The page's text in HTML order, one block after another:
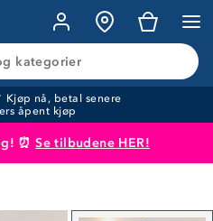
kategorier
Kjøp nå, betal senere
åpent kjøp
⏰Se tilbudene HER!
handlekurven